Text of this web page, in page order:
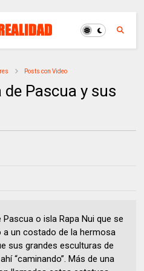
Posts con Video
Pascua y sus
o isla Rapa Nui que se
a un costado de la hermosa
sus grandes esculturas de
“caminando”. Más de una